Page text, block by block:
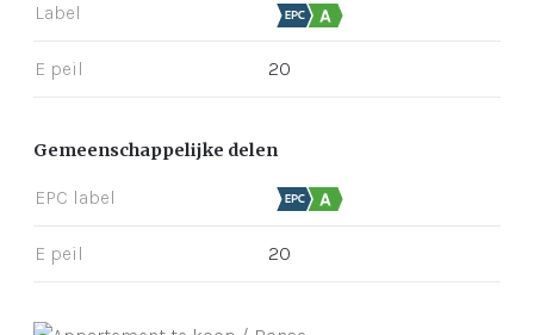
Label
E peil 20
Gemeenschappelijke delen
EPC label
E peil 20